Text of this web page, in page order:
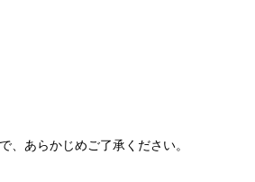
、あらかじめご了承ください。